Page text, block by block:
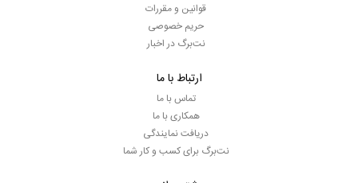
قوانین و مقررات
حریم خصوصی
نت‌برگ در اخبار
ارتباط با ما
تماس با ما
همکاری با ما
دریافت نمایندگی
نت‌برگ برای کسب و کار شما